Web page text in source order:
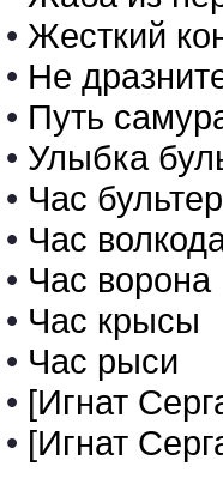
• Жесткий
• Не
• Путь
• Улыбка
• Час
• Час
• Час ворона
• Час крысы
• Час рыси
• [Игнат
• [Игнат